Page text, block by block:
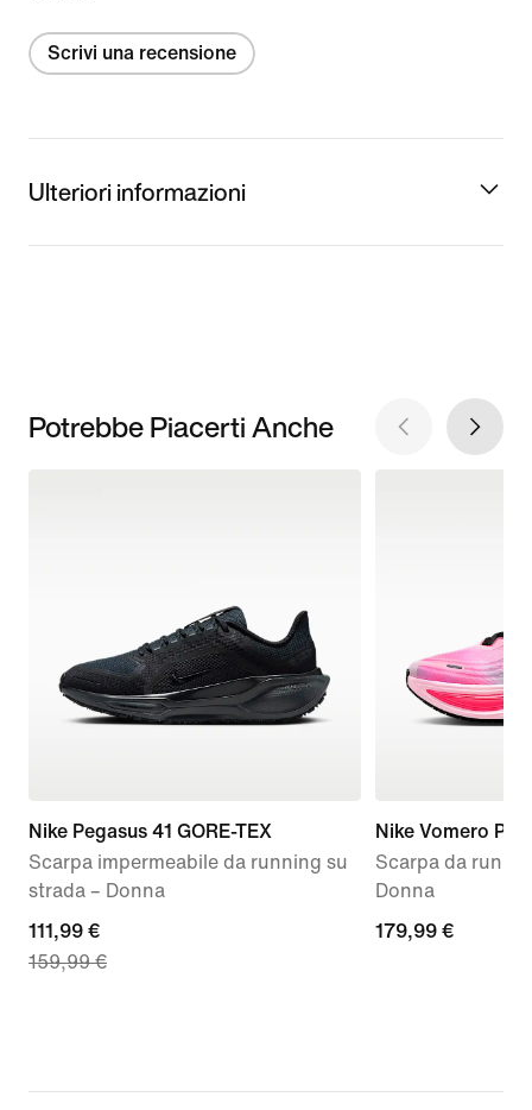
Scrivi una recensione
Ulteriori informazioni
Potrebbe Piacerti Anche
Nike Pegasus 41 GORE-TEX
Scarpa impermeabile da running su
strada – Donna
current
price
price
111,99 €
159,99 €
Nike Vomero Plus
Scarpa da
Donna
179,99
179,99 €